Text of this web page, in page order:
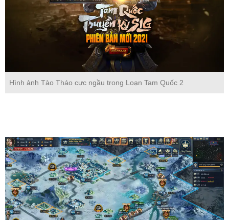
Hình ảnh Tào Tháo cực ngầu trong Loạn Tam Quốc 2